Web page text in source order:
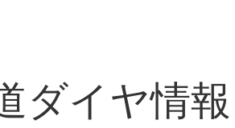
ダイヤ情